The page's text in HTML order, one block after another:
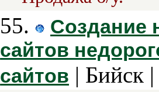
55.
Создание
сайтов
сайтов | Бийск